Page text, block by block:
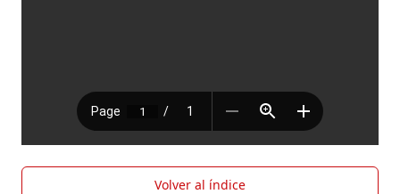
Volver al índice